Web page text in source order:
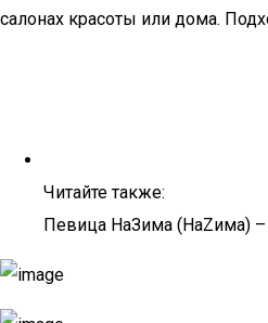
салонах красоты или дома.
Читайте также:
Певица НаЗима (НаZима) –